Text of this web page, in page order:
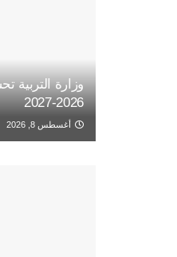
وزارة
2026-2027
أغسطس 8, 2026